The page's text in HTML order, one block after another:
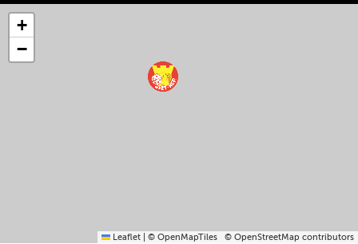
+
−
Leaflet © OpenMapTiles © OpenStreetMap contributors